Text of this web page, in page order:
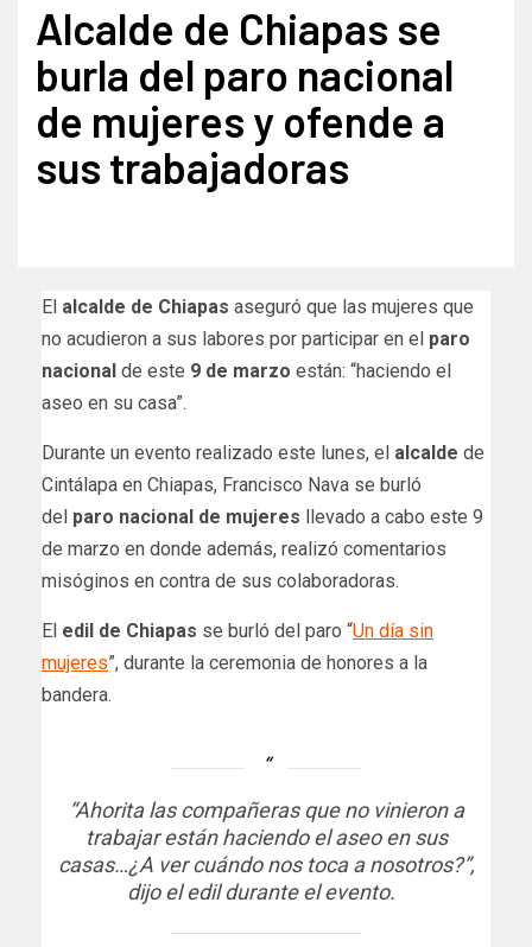
Alcalde de Chiapas se
burla del paro nacional
de mujeres y ofende a
sus trabajadoras
El alcalde de Chiapas aseguró que las mujeres que
no acudieron a sus labores por participar en el paro
nacional de este 9 de marzo están: “haciendo el
aseo en su casa”.
Durante un evento realizado este lunes, el alcalde de
Cintálapa en Chiapas, Francisco Nava se burló
del paro nacional de mujeres llevado a cabo este 9
de marzo en donde además, realizó comentarios
misóginos en contra de sus colaboradoras.
El edil de Chiapas se burló del paro “Un día sin
mujeres”, durante la ceremonia de honores a la
bandera.
“Ahorita las compañeras que no vinieron a
trabajar están haciendo el aseo en sus
casas…¿A ver cuándo nos toca a nosotros?”,
dijo el edil durante el evento.